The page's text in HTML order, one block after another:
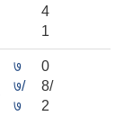
4
1
७
७/
७
0
8/
2